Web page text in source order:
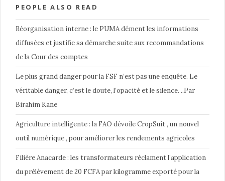
PEOPLE ALSO READ
Réorganisation interne : le PUMA dément les informations
diffusées et justifie sa démarche suite aux recommandations
de la Cour des comptes
Le plus grand danger pour la FSF n’est pas une enquête. Le
véritable danger, c’est le doute, l’opacité et le silence. ..Par
Birahim Kane
Agriculture intelligente : la FAO dévoile CropSuit , un nouvel
outil numérique , pour améliorer les rendements agricoles
Filière Anacarde : les transformateurs réclament l’application
du prélèvement de 20 FCFA par kilogramme exporté pour la